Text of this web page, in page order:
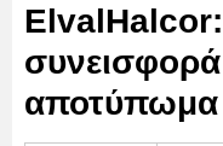
αποτύπωμα